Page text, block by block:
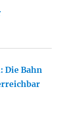
Die Bahn